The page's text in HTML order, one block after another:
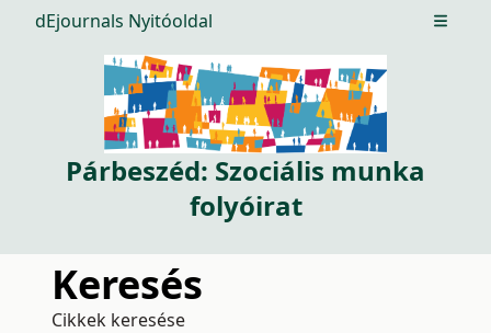
dEjournals Nyitóoldal Open
Párbeszéd: Szociális munka
folyóirat
Keresés
Cikkek keresése